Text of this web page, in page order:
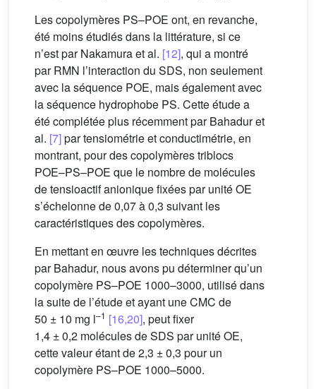
Les copolymères PS–POE ont, en revanche,
été moins étudiés dans la littérature, si ce
n’est par Nakamura et al. [12], qui a montré
par RMN l’interaction du SDS, non seulement
avec la séquence POE, mais également avec
la séquence hydrophobe PS. Cette étude a
été complétée plus récemment par Bahadur et
al. [7]par tensiométrie et conductimétrie, en
montrant, pour des copolymères triblocs
POE–PS–POE que le nombre de molécules
de tensioactif anionique fixées par unité OE
s’échelonne de 0,07 à 0,3 suivant les
caractéristiques des copolymères.
En mettant en œuvre les techniques décrites
par Bahadur, nous avons pu déterminer qu’un
copolymère PS–POE 1000–3000, utilisé dans
la suite de l’étude et ayant une CMC de
50 ± 10 mg l–1 [16,20], peut fixer
1,4 ± 0,2 molécules de SDS par unité OE,
cette valeur étant de 2,3 ± 0,3 pour un
copolymère PS–POE 1000–5000.